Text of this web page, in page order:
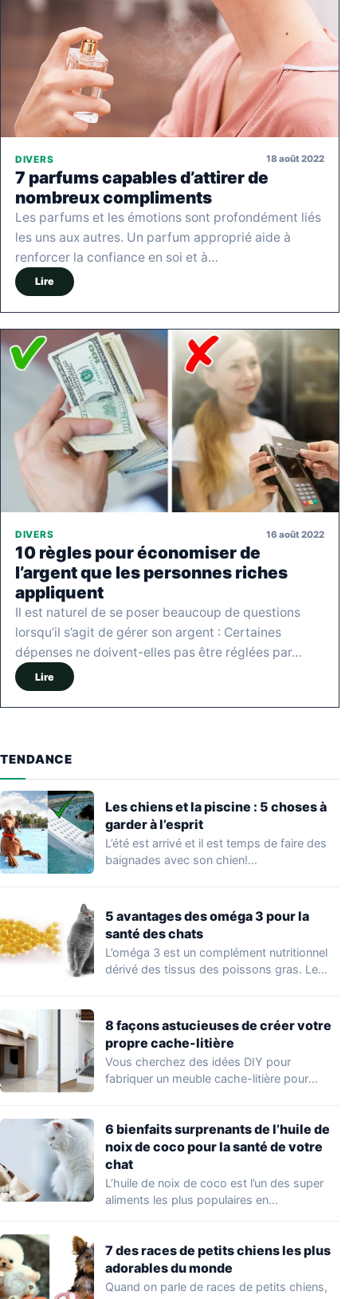
DIVERS 18 août 2022
7 parfums capables d’attirer de
nombreux compliments
Les parfums et les émotions sont profondément liés
les uns aux autres. Un parfum approprié aide à
renforcer la confiance en soi et à…
Lire
DIVERS 16 août 2022
10 règles pour économiser de
l’argent que les personnes riches
appliquent
Il est naturel de se poser beaucoup de questions
lorsqu’il s’agit de gérer son argent : Certaines
dépenses ne doivent-elles pas être réglées par…
Lire
TENDANCE
Les chiens et la piscine : 5 choses à
garder à l’esprit
L’été est arrivé et il est temps de faire des
baignades avec son chien!…
5 avantages des oméga 3 pour la
santé des chats
L’oméga 3 est un complément nutritionnel
dérivé des tissus des poissons gras. Le
8 façons astucieuses de créer votre
propre cache-litière
Vous cherchez des idées DIY pour
fabriquer un meuble cache-litière pour
6 bienfaits surprenants de l’huile de
noix de coco pour la santé de votre
chat
L’huile de noix de coco est l’un des super
aliments les plus populaires en…
7 des races de petits chiens les plus
adorables du monde
Quand on parle de races de petits chiens,